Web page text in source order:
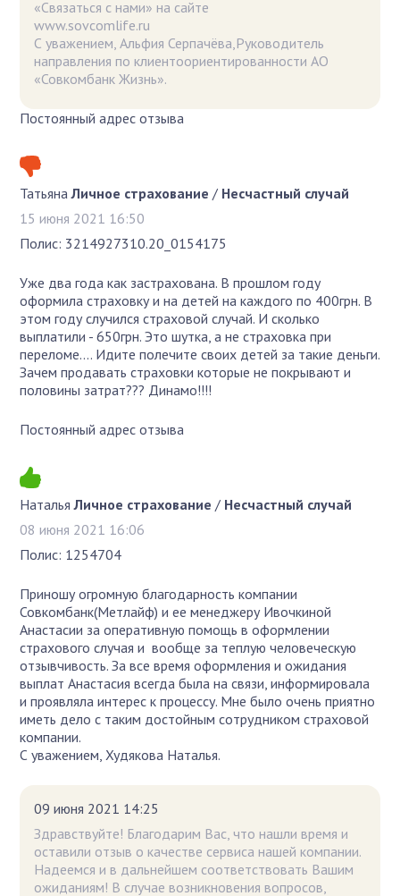
«Связаться с нами» на сайте
С уважением, Альфия Серпачёва,Руководитель
направления по клиентоориентированности АО
«Совкомбанк Жизнь».
Постоянный адрес отзыва
Татьяна Личное страхование / Несчастный случай
15 июня 2021 16:50
Полис: 3214927310.20_0154175
Уже два года как застрахована. В прошлом году
оформила страховку и на детей на каждого по 400грн. В
этом году случился страховой случай. И сколько
выплатили - 650грн. Это шутка, а не страховка при
переломе.... Идите полечите своих детей за такие деньги.
Зачем продавать страховки которые не покрывают и
половины затрат??? Динамо!!!!
Постоянный адрес отзыва
Наталья Личное страхование / Несчастный случай
08 июня 2021 16:06
Полис: 1254704
Приношу огромную благодарность компании
Совкомбанк(Метлайф) и ее менеджеру Ивочкиной
Анастасии за оперативную помощь в оформлении
страхового случая и вообще за теплую человеческую
отзывчивость. За все время оформления и ожидания
выплат Анастасия всегда была на связи, информировала
и проявляла интерес к процессу. Мне было очень приятно
иметь дело с таким достойным сотрудником страховой
компании.
С уважением, Худякова Наталья.
09 июня 2021 14:25
Здравствуйте! Благодарим Вас, что нашли время и
оставили отзыв о качестве сервиса нашей компании.
Надеемся и в дальнейшем соответствовать Вашим
ожиданиям! В случае возникновения вопросов,